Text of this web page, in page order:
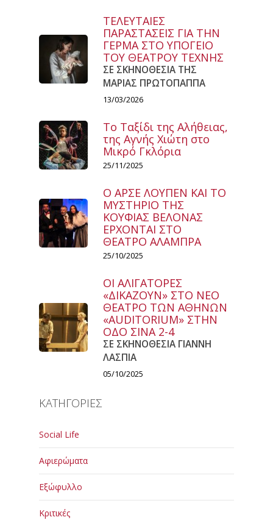
ΤΕΛΕΥΤΑΙΕΣ
ΠΑΡΑΣΤΑΣΕΙΣ ΓΙΑ ΤΗΝ
ΓΕΡΜΑ ΣΤΟ ΥΠΟΓΕΙΟ
ΤΟΥ ΘΕΑΤΡΟΥ ΤΕΧΝΗΣ
ΣΕ ΣΚΗΝΟΘΕΣΙΑ ΤΗΣ
ΜΑΡΙΑΣ ΠΡΩΤΟΠΑΠΠΑ
13/03/2026
Το Ταξίδι της Αλήθειας,
της Αγνής Χιώτη στο
Μικρό Γκλόρια
25/11/2025
Ο ΑΡΣΕ ΛΟΥΠΕΝ ΚΑΙ ΤΟ
ΜΥΣΤΗΡΙΟ ΤΗΣ
ΚΟΥΦΙΑΣ ΒΕΛΟΝΑΣ
ΕΡΧΟΝΤΑΙ ΣΤΟ
ΘΕΑΤΡΟ ΑΛΑΜΠΡΑ
25/10/2025
ΟΙ ΑΛΙΓΑΤΟΡΕΣ
«ΔΙΚΑΖΟΥΝ» ΣΤΟ ΝΕΟ
ΘΕΑΤΡΟ ΤΩΝ ΑΘΗΝΩΝ
«AUDITORIUM» ΣΤΗΝ
ΟΔΟ ΣΙΝΑ 2-4
ΣΕ ΣΚΗΝΟΘΕΣΙΑ ΓΙΑΝΝΗ
ΛΑΣΠΙΑ
05/10/2025
ΚΑΤΗΓΟΡΙΕΣ
Social Life
Αφιερώματα
Εξώφυλλο
Κριτικές